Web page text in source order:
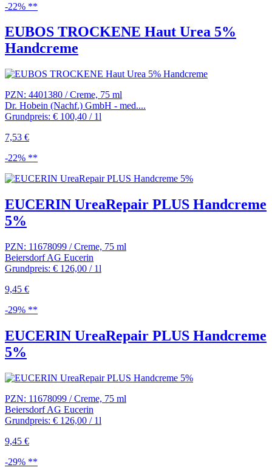
-22% **
EUBOS TROCKENE Haut Urea 5%
Handcreme
PZN: 4401380 / Creme, 75 ml
Dr. Hobein (Nachf.) GmbH - med....
Grundpreis: € 100,40 / 1l
7,53 €
-22% **
EUCERIN UreaRepair PLUS Handcreme
5%
PZN: 11678099 / Creme, 75 ml
Beiersdorf AG Eucerin
Grundpreis: € 126,00 / 1l
9,45 €
-29% **
EUCERIN UreaRepair PLUS Handcreme
5%
PZN: 11678099 / Creme, 75 ml
Beiersdorf AG Eucerin
Grundpreis: € 126,00 / 1l
9,45 €
-29% **